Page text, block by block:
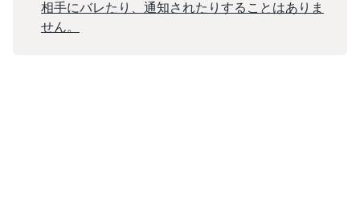
相手にバレたり、通知されたりすることはありま
せん。